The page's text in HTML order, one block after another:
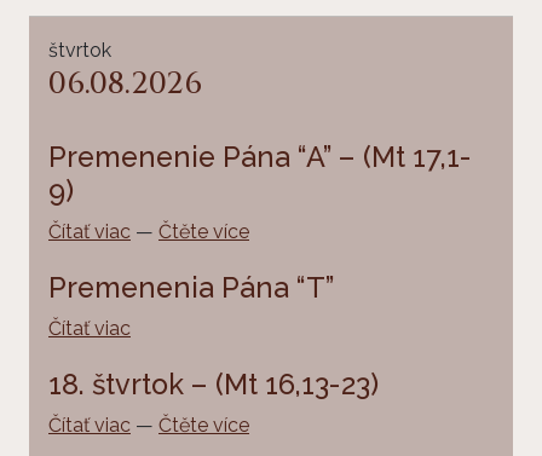
štvrtok
06.08.2026
Premenenie Pána “A” – (Mt 17,1-
9)
Čítať viac — Čtěte více
Premenenia Pána “T”
Čítať viac
18. štvrtok – (Mt 16,13-23)
Čítať viac — Čtěte více